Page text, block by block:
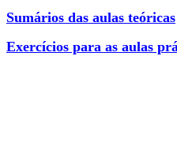
Sumários das aulas teóricas
Exercícios para as aulas